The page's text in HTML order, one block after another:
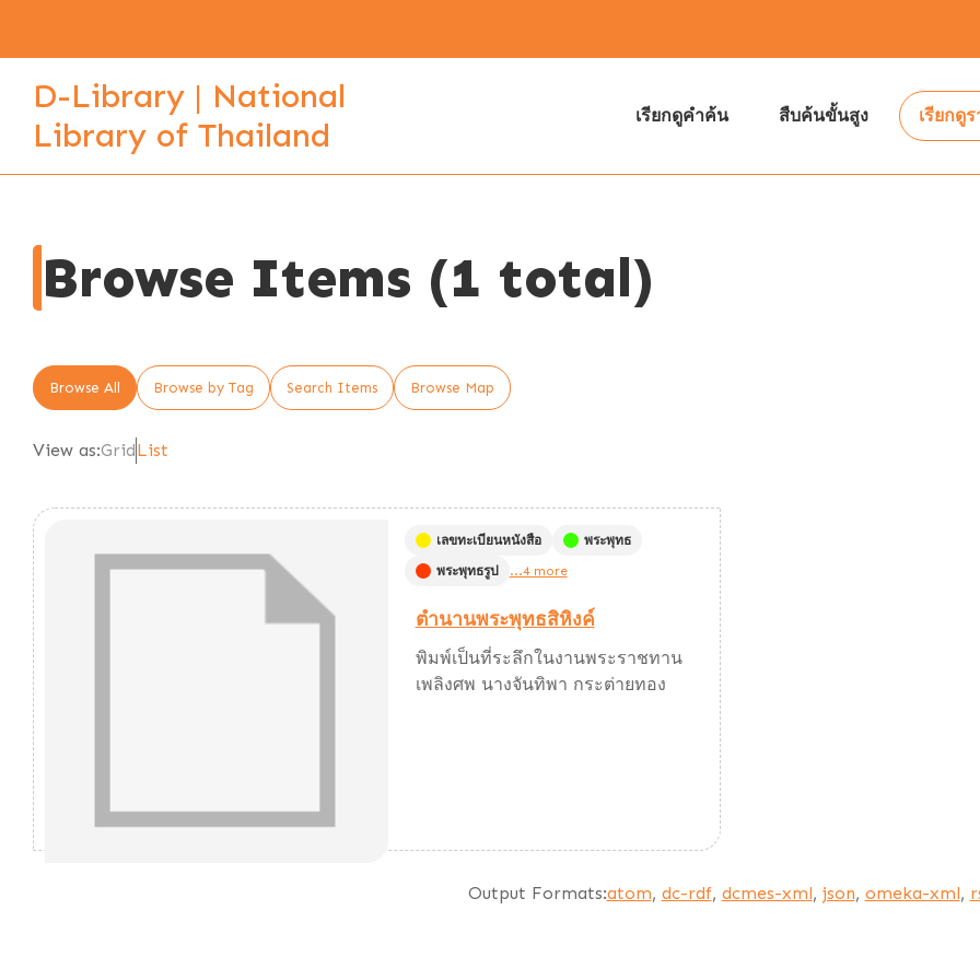
D-Library | National
Library of Thailand
เรียกดูคำค้น สืบค้นขั้นสูง เรียกดู
Browse Items (1 total)
Browse All Browse by Tag Search Items Browse Map
View as:GridList
เลขทะเบียนหนังสือ
พระพุทธ
พระพุทธรูป
...4 more
ตำนานพระพุทธสิหิงค์
พิมพ์เป็นที่ระลึกในงานพระราชทาน
เพลิงศพ นางจันทิพา กระต่ายทอง
Output Formats:atom, dc-rdf, dcmes-xml, json, omeka-xml,